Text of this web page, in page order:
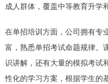
成人群体，覆盖中等教育升学
在单招培训方面，公司拥有专
富，熟悉单招考试命题规律。
识讲解，还有大量的模拟考试
性化的学习方案，根据学生的